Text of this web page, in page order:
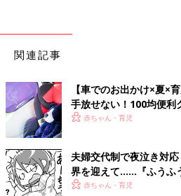
考え方ですが、性質や多くの人は体
に偏っています。その偏っているド
イプになります。ご自身のドーシャ
イルを送ることで3つのドーシャが均
健やかな状態をキープできるように
あなたはどのドーシャタイプ？
関連記事
【車でのお出かけ×夏×
手放せない！100均便利
赤ちゃん・育児
夫婦交代制で夜泣き対
界を迎えて……『ふうふ
赤ちゃん・育児